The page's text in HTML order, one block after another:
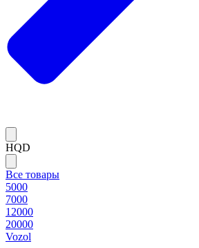
HQD
Все товары
5000
7000
12000
20000
Vozol